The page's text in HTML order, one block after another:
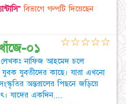
বিভাগে গল্পটি দিয়েছেন
০১
নাফিজ আহমেদ চলে
যুবতীদের কাছে। যারা এখনো
অন্তরালের পিছনে জড়িয়ে
যাদের একদিন....
☆☆☆☆☆